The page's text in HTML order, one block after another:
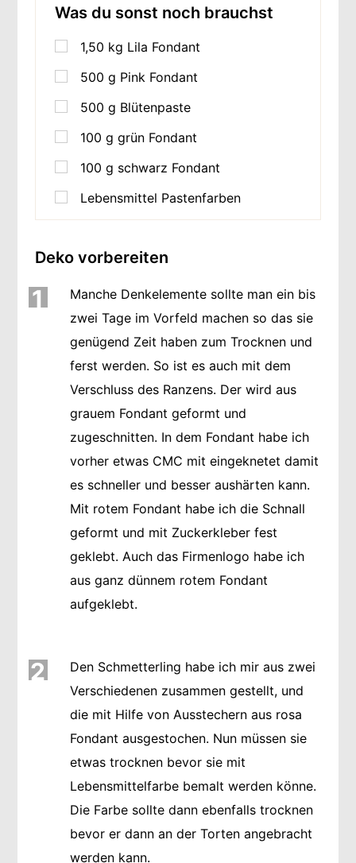
Was du sonst noch brauchst
1,50 kg Lila Fondant
500 g Pink Fondant
500 g Blütenpaste
100 g grün Fondant
100 g schwarz Fondant
Lebensmittel Pastenfarben
Deko vorbereiten
1
Manche Denkelemente sollte man ein bis
zwei Tage im Vorfeld machen so das sie
genügend Zeit haben zum Trocknen und
ferst werden. So ist es auch mit dem
Verschluss des Ranzens. Der wird aus
grauem Fondant geformt und
zugeschnitten. In dem Fondant habe ich
vorher etwas CMC mit eingeknetet damit
es schneller und besser aushärten kann.
Mit rotem Fondant habe ich die Schnall
geformt und mit Zuckerkleber fest
geklebt. Auch das Firmenlogo habe ich
aus ganz dünnem rotem Fondant
aufgeklebt.
2
Den Schmetterling habe ich mir aus zwei
Verschiedenen zusammen gestellt, und
die mit Hilfe von Ausstechern aus rosa
Fondant ausgestochen. Nun müssen sie
etwas trocknen bevor sie mit
Lebensmittelfarbe bemalt werden könne.
Die Farbe sollte dann ebenfalls trocknen
bevor er dann an der Torten angebracht
werden kann.